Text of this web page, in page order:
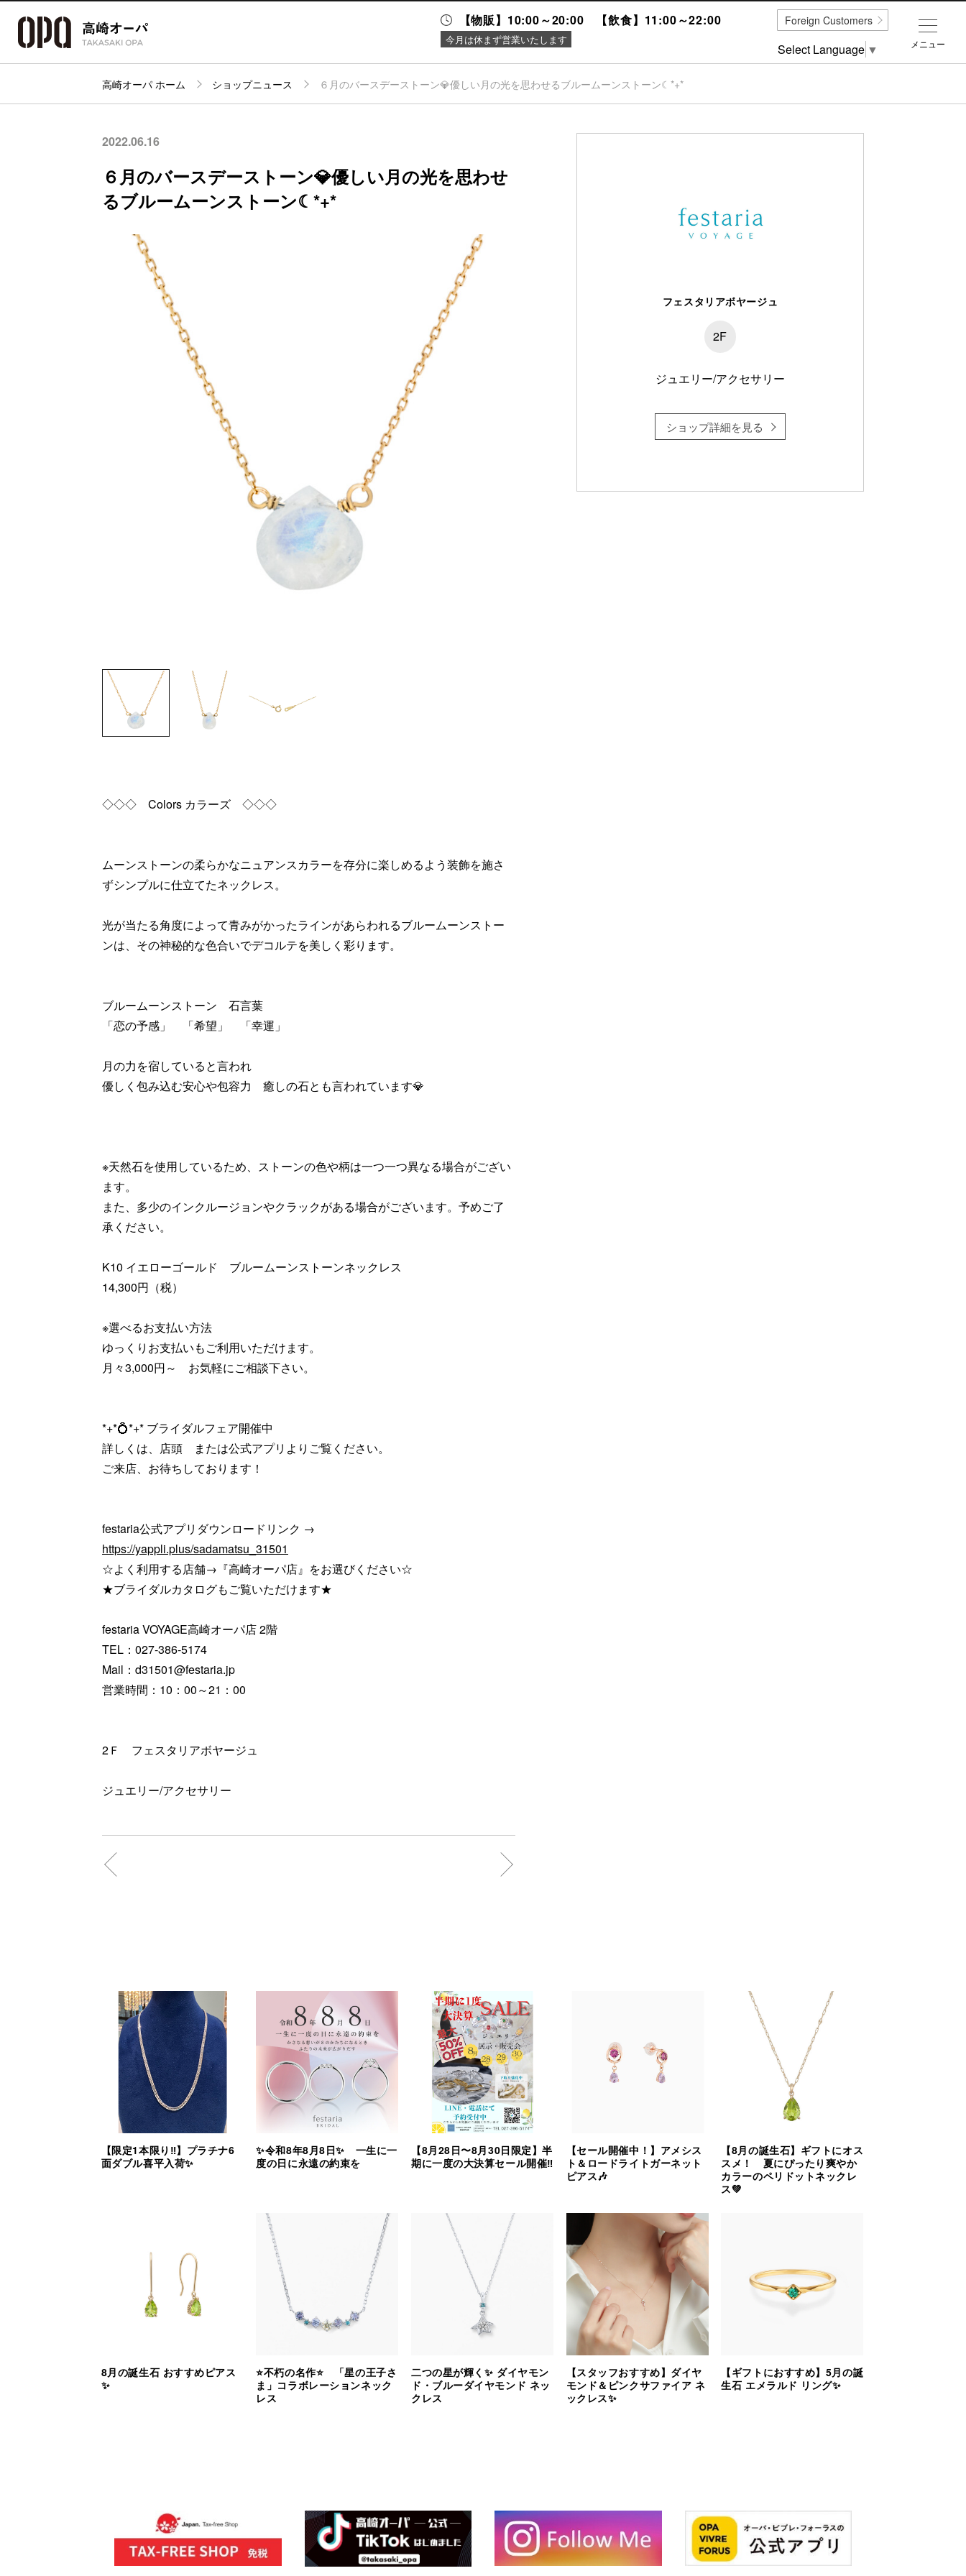
【物販】10:00～20:00 【飲食】11:00～22:00
今月は休まず営業いたします
パーキング
ニュース＆
イベント
高崎オーパ ホーム ショップニュース ６月のバースデーストーン💎優しい月の光を思わせるブルームーンストーン☾*+*
2022.06.16
６月のバースデーストーン💎優しい月の光を思わせ
るブルームーンストーン☾*+*
◇◇◇ Colors カラーズ ◇◇◇
ムーンストーンの柔らかなニュアンスカラーを存分に楽しめるよう装飾を施さ
ずシンプルに仕立てたネックレス。
光が当たる角度によって青みがかったラインがあらわれるブルームーンストー
ンは、その神秘的な色合いでデコルテを美しく彩ります。
ブルームーンストーン 石言葉
「恋の予感」 「希望」 「幸運」
月の力を宿していると言われ
優しく包み込む安心や包容力 癒しの石とも言われています💎
※天然石を使用しているため、ストーンの色や柄は一つ一つ異なる場合がござい
ます。
また、多少のインクルージョンやクラックがある場合がございます。予めご了
承ください。
K10 イエローゴールド ブルームーンストーンネックレス
14,300円（税）
※選べるお支払い方法
ゆっくりお支払いもご利用いただけます。
月々3,000円～ お気軽にご相談下さい。
*+*💍*+* ブライダルフェア開催中
詳しくは、店頭 または公式アプリよりご覧ください。
ご来店、お待ちしております！
festaria公式アプリダウンロードリンク →
https://yappli.plus/sadamatsu_31501
☆よく利用する店舗→『高崎オーパ店』をお選びください☆
★ブライダルカタログもご覧いただけます★
festaria VOYAGE高崎オーパ店 2階
TEL：027-386-5174
Mail：d31501@festaria.jp
営業時間：10：00～21：00
2Ｆ フェスタリアボヤージュ
ジュエリー/アクセサリー
フェスタリアボヤージュ
2F
ジュエリー/アクセサリー
ショップ詳細を見る
【限定1本限り‼︎】プラチナ6
面ダブル喜平入荷✨
✨令和8年8月8日✨ 一生に一
度の日に永遠の約束を
【8月28日〜8月30日限定】半
期に一度の大決算セール開催‼︎
【セール開催中！】アメシス
ト＆ロードライトガーネット
ピアス🎶
【8月の誕生石】ギフトにオス
スメ！ 夏にぴったり爽やか
カラーのペリドットネックレ
ス💚
8月の誕生石 おすすめピアス
✨
⭐️不朽の名作⭐️ 「星の王子さ
ま」コラボレーションネック
レス
二つの星が輝く✨ ダイヤモン
ド・ブルーダイヤモンド ネッ
クレス
【スタッフおすすめ】ダイヤ
モンド＆ピンクサファイア ネ
ックレス✨
【ギフトにおすすめ】5月の誕
生石 エメラルド リング✨
メニュー
Foreign Customers
Select Language ▼